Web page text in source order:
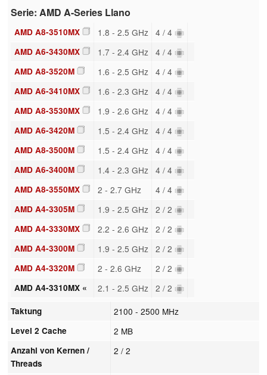
Serie: AMD A-Series Llano
AMD A8-3510MX 1.8 - 2.5 GHz 4 / 4
AMD A6-3430MX 1.7 - 2.4 GHz 4 / 4
AMD A8-3520M 1.6 - 2.5 GHz 4 / 4
AMD A6-3410MX 1.6 - 2.3 GHz 4 / 4
AMD A8-3530MX 1.9 - 2.6 GHz 4 / 4
AMD A6-3420M 1.5 - 2.4 GHz 4 / 4
AMD A8-3500M 1.5 - 2.4 GHz 4 / 4
AMD A6-3400M 1.4 - 2.3 GHz 4 / 4
AMD A8-3550MX 2 - 2.7 GHz 4 / 4
AMD A4-3305M 1.9 - 2.5 GHz 2 / 2
AMD A4-3330MX 2.2 - 2.6 GHz 2 / 2
AMD A4-3300M 1.9 - 2.5 GHz 2 / 2
AMD A4-3320M 2 - 2.6 GHz 2 / 2
AMD A4-3310MX « 2.1 - 2.5 GHz 2 / 2
Taktung 2100 - 2500 MHz
Level 2 Cache 2 MB
Anzahl von Kernen /
Threads
2 / 2